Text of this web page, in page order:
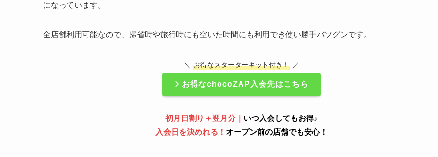
になっています。
全店舗利用可能なので、帰省時や旅行時にも空いた時間にも利用でき使い勝手バツグンです。
＼ お得なスターターキット付き！ ／
お得なchocoZAP入会先はこちら
初月日割り＋翌月分｜ いつ入会してもお得♪
入会日を決めれる！ オープン前の店舗でも安心！